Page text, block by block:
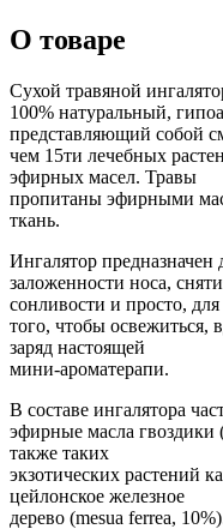
О товаре
Сухой травяной
100% натуральный,
представляющий собой
чем 15ти лечебных
эфирных масел. Травы
пропитаны эфирными
ткань.
Ингалятор
заложенности носа,
сонливости и просто, для
того, чтобы освежиться,
заряд настоящей
мини-ароматерапи.
В составе ингалятора
эфирные масла
также таких
экзотических растений
цейлонское железное
дерево (mesua ferrea,